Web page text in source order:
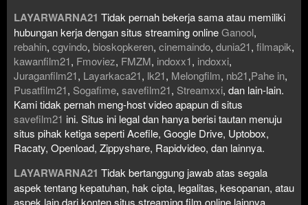
LAYARWARNA21 Tidak pernah bekerja sama atau memiliki
hubungan kerja dengan situs streaming onlineGanool,
rebahin, cgvindo, bioskopkeren, cinemaindo, dunia21, filmapik,
kawanfilm21, Fmoviez, FMZM, indoxx1, indoxxi,
Juraganfilm21, Layarkaca21, lk21, Melongfilm, nb21,Pahe in,
Pusatfilm21, Sogafime, savefilm21, Streamxxi, dan lain-lain.
Kami tidak pernah meng-host video apapun di situs
savefilm21 ini. Situs ini legal dan hanya berisi tautan menuju
situs pihak ketiga seperti Acefile, Google Drive, Uptobox,
Racaty, Openload, Zippyshare, Rapidvideo, dan lainnya.
LAYARWARNA21 Tidak bertanggung jawab atas segala
aspek tentang kepatuhan, hak cipta, legalitas, kesopanan, atau
aspek lain dari konten situs streaming film online lainnya.